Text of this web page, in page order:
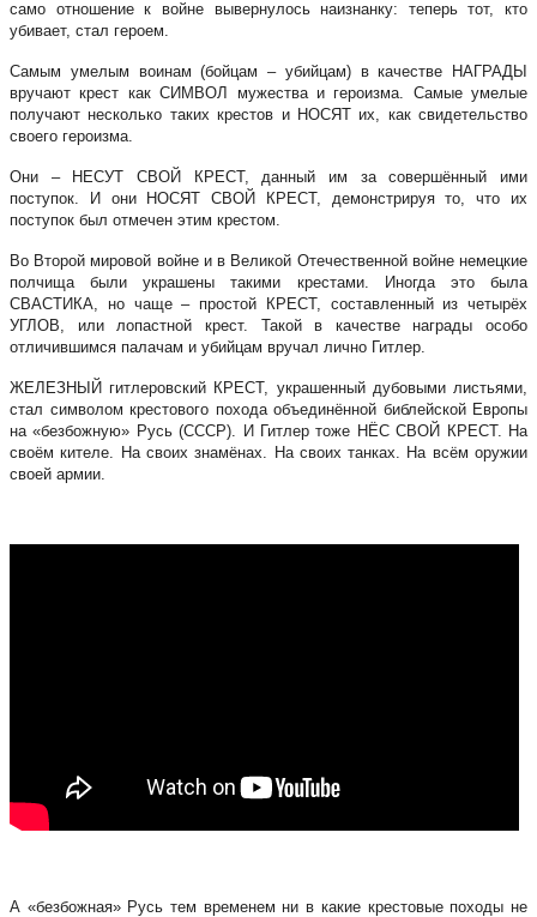
само отношение к войне вывернулось наизнанку: теперь тот, кто
убивает, стал героем.
Самым умелым воинам (бойцам – убийцам) в качестве НАГРАДЫ
вручают крест как СИМВОЛ мужества и героизма. Самые умелые
получают несколько таких крестов и НОСЯТ их, как свидетельство
своего героизма.
Они – НЕСУТ СВОЙ КРЕСТ, данный им за совершённый ими
поступок. И они НОСЯТ СВОЙ КРЕСТ, демонстрируя то, что их
поступок был отмечен этим крестом.
Во Второй мировой войне и в Великой Отечественной войне немецкие
полчища были украшены такими крестами. Иногда это была
СВАСТИКА, но чаще – простой КРЕСТ, составленный из четырёх
УГЛОВ, или лопастной крест. Такой в качестве награды особо
отличившимся палачам и убийцам вручал лично Гитлер.
ЖЕЛЕЗНЫЙ гитлеровский КРЕСТ, украшенный дубовыми листьями,
стал символом крестового похода объединённой библейской Европы
на «безбожную» Русь (СССР). И Гитлер тоже НЁС СВОЙ КРЕСТ. На
своём кителе. На своих знамёнах. На своих танках. На всём оружии
своей армии.
А «безбожная» Русь тем временем ни в какие крестовые походы не